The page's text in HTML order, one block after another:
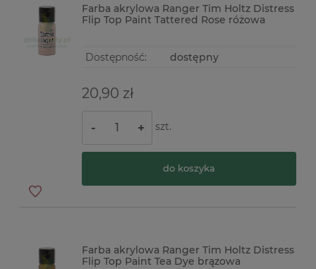
Farba akrylowa Ranger Tim Holtz Distress
Flip Top Paint Tattered Rose różowa
Dostępność: dostępny
20,90 zł
- + szt.
do koszyka
Farba akrylowa Ranger Tim Holtz Distress
Flip Top Paint Tea Dye brązowa